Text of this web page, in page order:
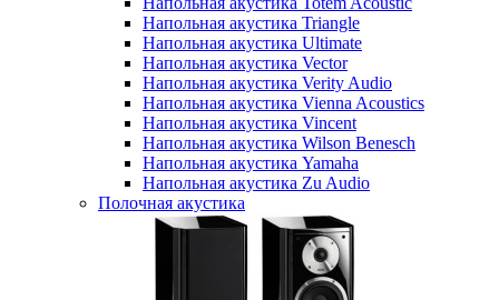
Напольная акустика Triangle
Напольная акустика Ultimate
Напольная акустика Vector
Напольная акустика Verity Audio
Напольная акустика Vienna Acoustics
Напольная акустика Vincent
Напольная акустика Wilson Benesch
Напольная акустика Yamaha
Напольная акустика Zu Audio
Полочная акустика